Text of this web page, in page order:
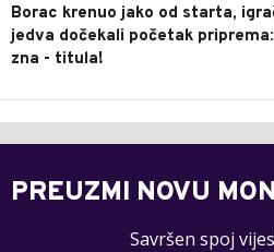
Borac krenuo jako od starta,
jedva dočekali početak
zna - titula!
PREUZMI NOVU
Savršen spoj